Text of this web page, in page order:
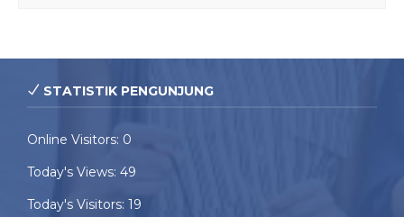
STATISTIK PENGUNJUNG
Online Visitors: 0
Today's Views: 49
Today's Visitors: 19